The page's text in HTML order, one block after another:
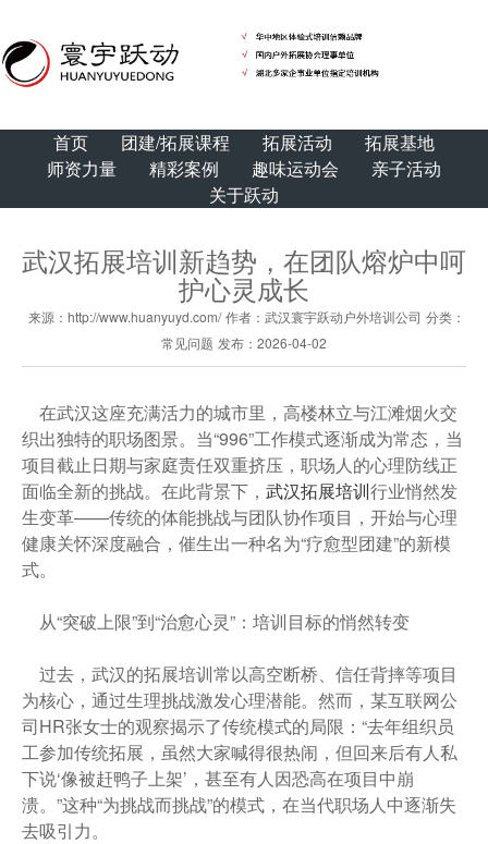
首页 团建/拓展课程 拓展活动
拓展基地
师资力量
精彩案例 趣味运动会
亲子活动
关于跃动
武汉拓展培训新趋势，在团队熔炉中呵
护心灵成长
来源：http://www.huanyuyd.com/ 作者：武汉寰宇跃动户外培训公司 分类：
常见问题 发布：2026-04-02
在武汉这座充满活力的城市里，高楼林立与江滩烟火交
织出独特的职场图景。当“996”工作模式逐渐成为常态，当
项目截止日期与家庭责任双重挤压，职场人的心理防线正
面临全新的挑战。在此背景下， 武汉拓展培训行业悄然发
生变革——传统的体能挑战与团队协作项目，开始与心理
健康关怀深度融合，催生出一种名为“疗愈型团建”的新模
式。
从“突破上限”到“治愈心灵”：培训目标的悄然转变
过去，武汉的拓展培训常以高空断桥、信任背摔等项目
为核心，通过生理挑战激发心理潜能。然而，某互联网公
司HR张女士的观察揭示了传统模式的局限：“去年组织员
工参加传统拓展，虽然大家喊得很热闹，但回来后有人私
下说‘像被赶鸭子上架’，甚至有人因恐高在项目中崩
溃。”这种“为挑战而挑战”的模式，在当代职场人中逐渐失
去吸引力。